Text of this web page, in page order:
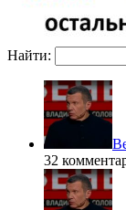
Найти:
32